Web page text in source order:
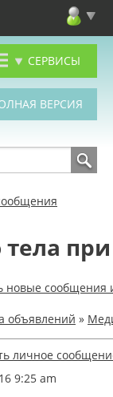
СЕРВИСЫ
объявлений »
9:25 am